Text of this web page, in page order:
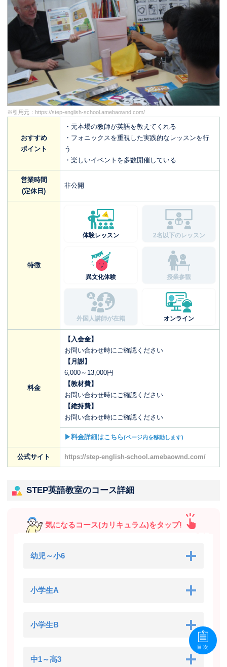
※引用元： https://step-english-school.amebaownd.com/
おすすめ
ポイント
・元本場の教師が英語を教えてくれる
・フォニックスを重視した実践的なレッスンを行
う
・楽しいイベントを多数開催している
営業時間
(定休日)
非公開
特徴
体験レッスン 2名以下のレッスン
異文化体験 授業参観
外国人講師が在籍 オンライン
料金
【入会金】
お問い合わせ時にご確認ください
【月謝】
6,000～13,000円
【教材費】
お問い合わせ時にご確認ください
【維持費】
お問い合わせ時にご確認ください
▶料金詳細はこちら(ページ内を移動します)
公式サイト https://step-english-school.amebaownd.com/
STEP英語教室のコース詳細
気になるコース(カリキュラム)をタップ!
幼児～小6
小学生A
小学生B
中1～高3
目次